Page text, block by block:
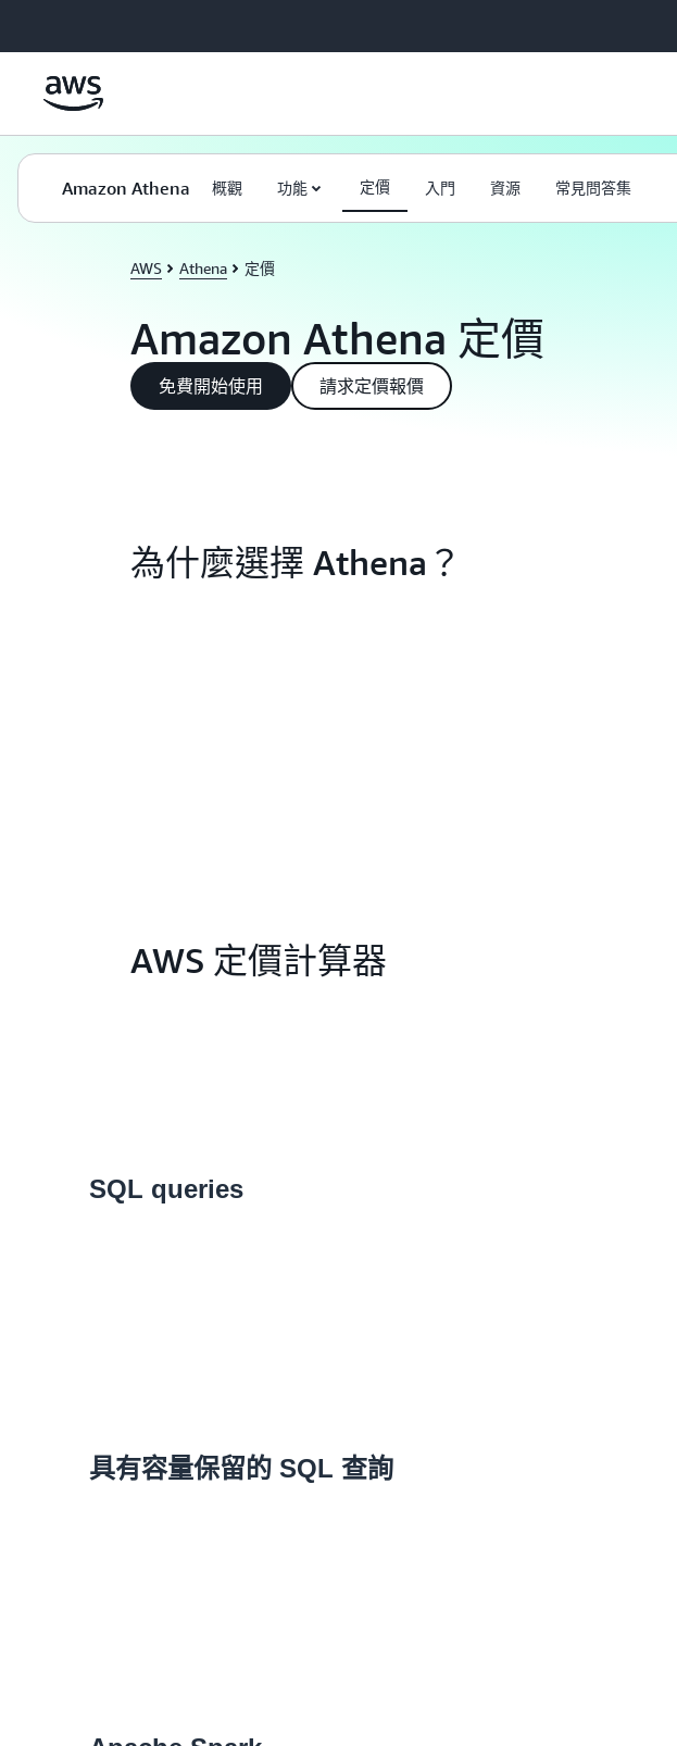
Amazon Athena 概觀 功能 定價 入門 資源 常見問答集
AWS Athena 定價
Amazon Athena 定價
免費開始使用 請求定價報價
為什麼選擇 Athena？
AWS 定價計算器
SQL queries
具有容量保留的 SQL 查詢